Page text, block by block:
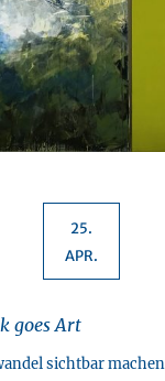
25.
APR.
goes Art
sichtbar machen